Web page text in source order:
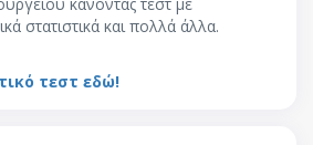
στατιστικά και πολλά άλλα.
τεστ εδώ!